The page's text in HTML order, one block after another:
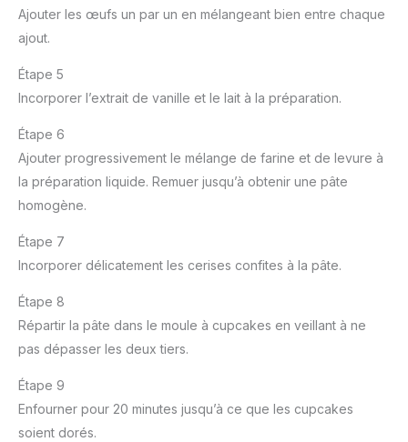
Ajouter les œufs un par un en mélangeant bien entre chaque
ajout.
Étape 5
Incorporer l’extrait de vanille et le lait à la préparation.
Étape 6
Ajouter progressivement le mélange de farine et de levure à
la préparation liquide. Remuer jusqu’à obtenir une pâte
homogène.
Étape 7
Incorporer délicatement les cerises confites à la pâte.
Étape 8
Répartir la pâte dans le moule à cupcakes en veillant à ne
pas dépasser les deux tiers.
Étape 9
Enfourner pour 20 minutes jusqu’à ce que les cupcakes
soient dorés.